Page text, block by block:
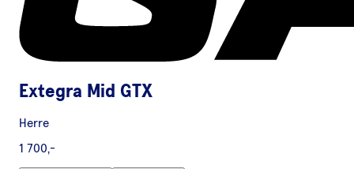
Extegra Mid GTX
Herre
1 700,-